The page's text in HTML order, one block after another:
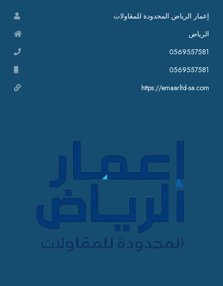
إعمار الرياض المحدودة للمقاولات
الرياض
0569557581
0569557581
https://emaarltd-sa.com